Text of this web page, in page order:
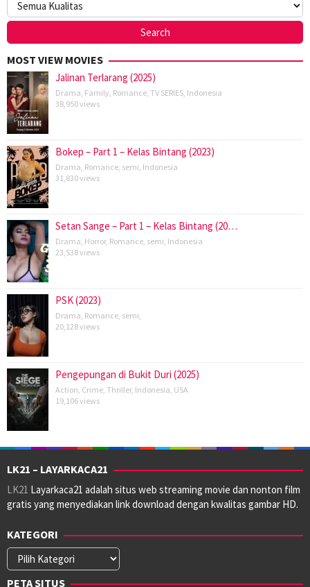
MOST VIEW MOVIES
Jalinan Terlarang (2025)
Drama Family Romance TV SERIES Indonesia
38,950 views
Bokep – Part 1 – Kelas Bintang (2023)
Drama Romance semi Indonesia
31,830 views
Setan Sange – Part 1 – Kelas Bintang (20…
Drama Horror, Romance semi Indonesia
23,538 views
PSK (2023)
Drama Romance semi
20,128 views
Pengepungan di Bukit Duri (2025)
Action Crime Thriller, Indonesia USA
19,106 views
LK21 – LAYARKACA21
LK21 Layarkaca21 adalah situs web streaming movie dan nonton film
gratis yang menyediakan link download dengan kwalitas gambar HD.
KATEGORI
Kategori
PETA SITUS